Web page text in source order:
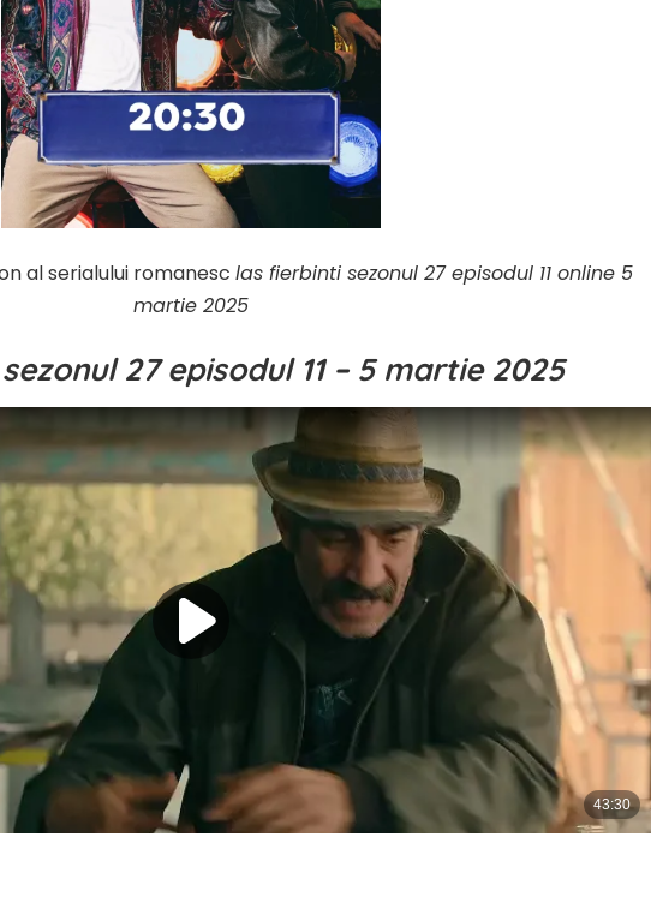
al serialului romanesc las fierbinti sezonul 27 episodul 11 online 5
martie 2025
27 episodul 11 – 5 martie 2025